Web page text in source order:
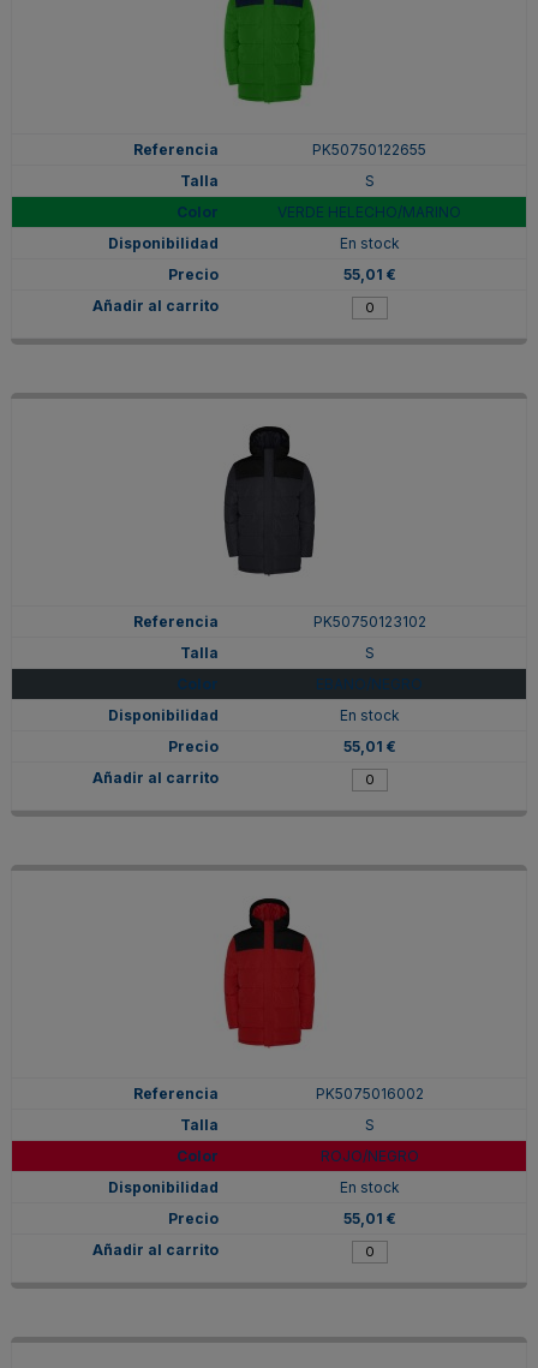
PK50750122655
S
VERDE HELECHO/MARINO
En stock
55,01 €
PK50750123102
S
EBANO/NEGRO
En stock
55,01 €
PK5075016002
S
ROJO/NEGRO
En stock
55,01 €